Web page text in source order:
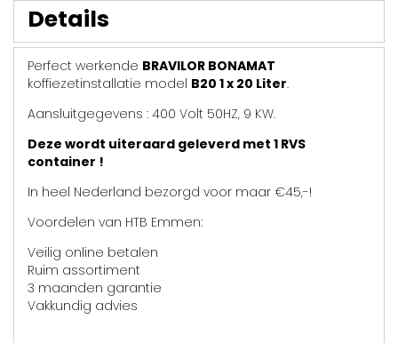
Details
Perfect werkende BRAVILOR BONAMAT
koffiezetinstallatie model B20 1 x 20 Liter.
Aansluitgegevens : 400 Volt 50HZ, 9 KW.
Deze wordt uiteraard geleverd met 1 RVS
container !
In heel Nederland bezorgd voor maar €45,-!
Voordelen van HTB Emmen:
Veilig online betalen
Ruim assortiment
3 maanden garantie
Vakkundig advies